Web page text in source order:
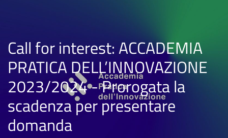
Call for interest: ACCADEMIA
PRATICA DELL’INNOVAZIONE
2023/2024 - Prorogata la
scadenza per presentare
domanda